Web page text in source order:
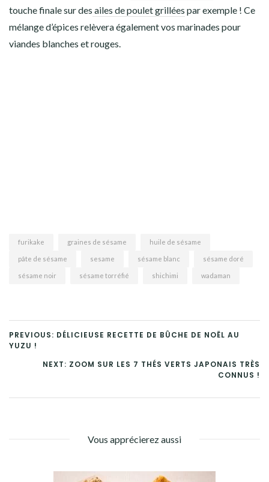
touche finale sur des ailes de poulet grillées par exemple ! Ce
mélange d’épices relèvera également vos marinades pour
viandes blanches et rouges.
furikake graines de sésame huile de sésame
pâte de sésame sesame sésame blanc sésame doré
sésame noir sésame torréfié shichimi wadaman
PREVIOUS: DÉLICIEUSE RECETTE DE BÛCHE DE NOËL AU
YUZU !
NEXT: ZOOM SUR LES 7 THÉS VERTS JAPONAIS TRÈS
CONNUS !
Vous apprécierez aussi